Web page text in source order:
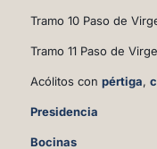
Tramo 10 Paso de
Tramo 11 Paso de
Acólitos conpértiga,
Presidencia
Bocinas